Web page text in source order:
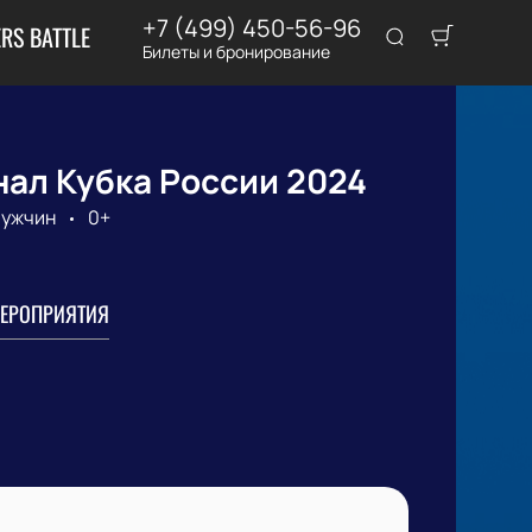
BATTLE +7 (499) 450-56-96
Билеты и бронирование
Кубка России 2024
0+